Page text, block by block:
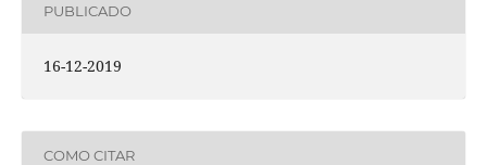
PUBLICADO
16-12-2019
COMO CITAR